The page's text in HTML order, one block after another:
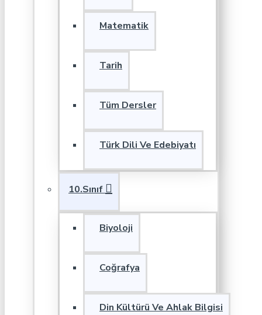
Matematik
Tarih
Tüm Dersler
Türk Dili Ve Edebiyatı
10.Sınıf
Biyoloji
Coğrafya
Din Kültürü Ve Ahlak Bilgisi